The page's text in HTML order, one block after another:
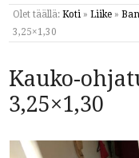
Olet täällä: Koti » Liike »
3,25×1,30
Kauko-
3,25×1,30